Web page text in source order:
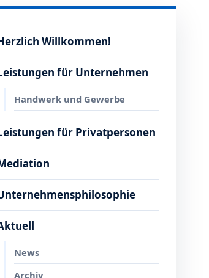
Willkommen!
für Unternehmen
Handwerk und Gewerbe
für Privatpersonen
News
Archiv